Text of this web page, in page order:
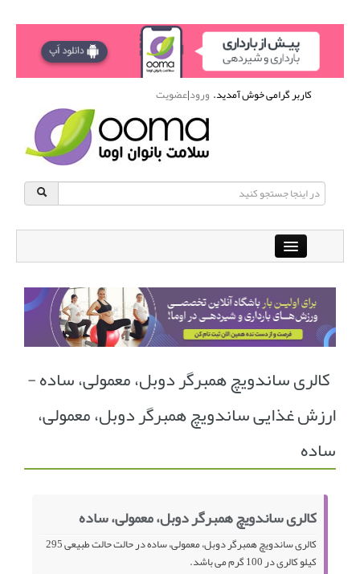
کاربر گرامی خوش آمدید.ورود|عضویت
باشگاه آنلاین ورزشی اوما
دانشنامه سلامت بانوان پرسش و پاسخ
انجمن متخصصین زنان و اوما انتخاب نام کودک
فهرست مواد غذایی اپلیکیشن بارداری و کودک اوما
تماس با ما
کالری ساندویچ همبرگر دوبل، معمولی، ساده -
ارزش غذایی ساندویچ همبرگر دوبل، معمولی،
ساده
کالری ساندویچ همبرگر دوبل، معمولی، ساده
کالری ساندویچ همبرگر دوبل، معمولی، ساده در حالت حالت طبیعی 295
کیلو کالری در 100 گرم می باشد.